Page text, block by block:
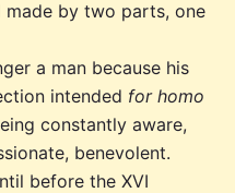
made by two parts, one
a man because his
intended for homo
constantly aware,
benevolent.
before the XVI